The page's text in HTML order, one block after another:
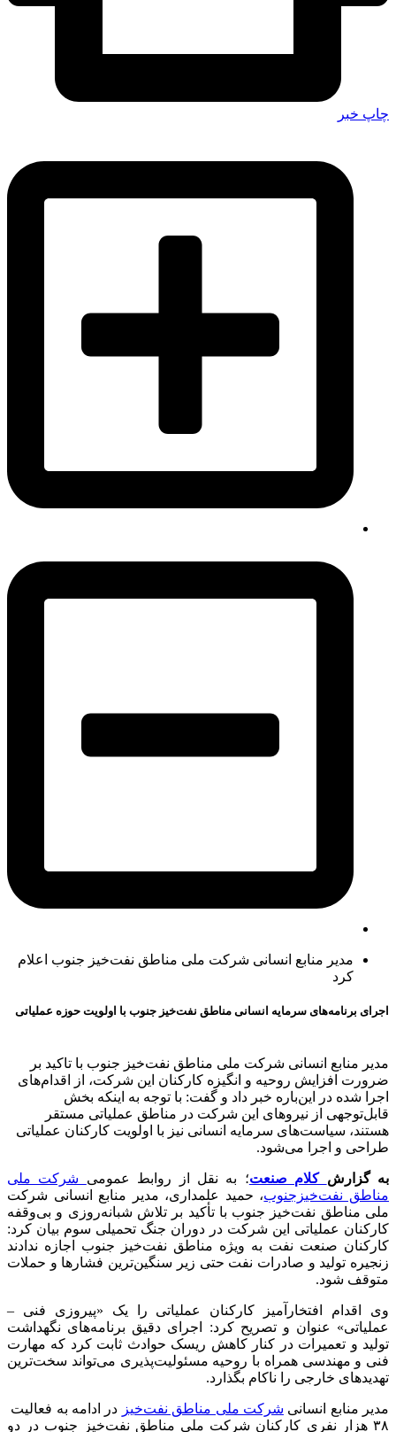
چاپ خبر
مدیر منابع انسانی شرکت ملی مناطق نفت‌خیز جنوب اعلام
کرد
اجرای برنامه‌های سرمایه انسانی مناطق نفت‌خیز جنوب با اولویت حوزه عملیاتی
مدیر منابع انسانی شرکت ملی مناطق نفت‌خیز جنوب با تاکید بر
ضرورت افزایش روحیه و انگیزه کارکنان این شرکت، از اقدام‌های
اجرا شده در این‌باره خبر داد و گفت: با توجه به اینکه بخش
قابل‌توجهی از نیروهای این شرکت در مناطق عملیاتی مستقر
هستند، سیاست‌های سرمایه انسانی نیز با اولویت کارکنان عملیاتی
طراحی و اجرا می‌شود.
به گزارش کلام صنعت؛ به نقل از روابط عمومی شرکت ملی
مناطق نفت‌خیزجنوب، حمید علمداری، مدیر منابع انسانی شرکت
ملی مناطق نفت‌خیز جنوب با تأکید بر تلاش شبانه‌روزی و بی‌وقفه
کارکنان عملیاتی این شرکت در دوران جنگ تحمیلی سوم بیان کرد:
کارکنان صنعت نفت به ویژه مناطق نفت‌خیز جنوب اجازه ندادند
زنجیره تولید و صادرات نفت حتی زیر سنگین‌ترین فشارها و حملات
متوقف شود.
وی اقدام افتخارآمیز کارکنان عملیاتی را یک «پیروزی فنی –
عملیاتی» عنوان و تصریح کرد: اجرای دقیق برنامه‌های نگهداشت
تولید و تعمیرات در کنار کاهش ریسک حوادث ثابت کرد که مهارت
فنی و مهندسی همراه با روحیه مسئولیت‌پذیری می‌تواند سخت‌ترین
تهدیدهای خارجی را ناکام بگذارد.
مدیر منابع انسانی شرکت ملی مناطق نفت‌خیز در ادامه به فعالیت
۳۸ هزار نفری کارکنان شرکت ملی مناطق نفت‌خیز جنوب در دو